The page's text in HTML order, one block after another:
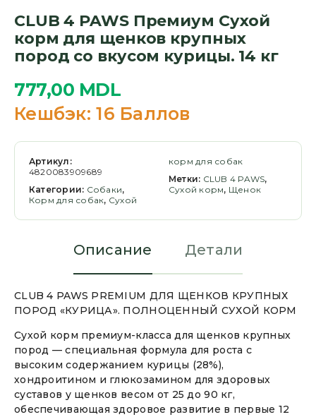
CLUB 4 PAWS Премиум Сухой
корм для щенков крупных
пород со вкусом курицы. 14 кг
777,00 MDL
Кешбэк: 16 Баллов
Артикул:
4820083909689
Категории: Cобаки,
Корм для собак, Сухой
корм для собак
Метки: CLUB 4 PAWS,
Сухой корм, Щенок
Описание Детали
CLUB 4 PAWS PREMIUM ДЛЯ ЩЕНКОВ КРУПНЫХ
ПОРОД «КУРИЦА». ПОЛНОЦЕННЫЙ СУХОЙ КОРМ
Сухой корм премиум-класса для щенков крупных
пород — специальная формула для роста с
высоким содержанием курицы (28%),
хондроитином и глюкозамином для здоровых
суставов у щенков весом от 25 до 90 кг,
обеспечивающая здоровое развитие в первые 12